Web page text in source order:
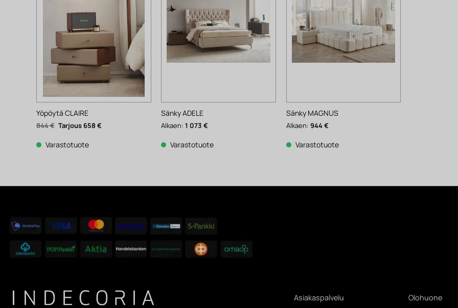
Yöpöytä CLAIRE
844€ Alkuperäinen
hinta
844 €.
658 €Nykyinen
hinta
Varastotuote
Sänky ADELE
Alkaen:1 073€
Varastotuote
Sänky MAGNUS
Alkaen: 944€
Varastotuote
Asiakaspalvelu Olohuone